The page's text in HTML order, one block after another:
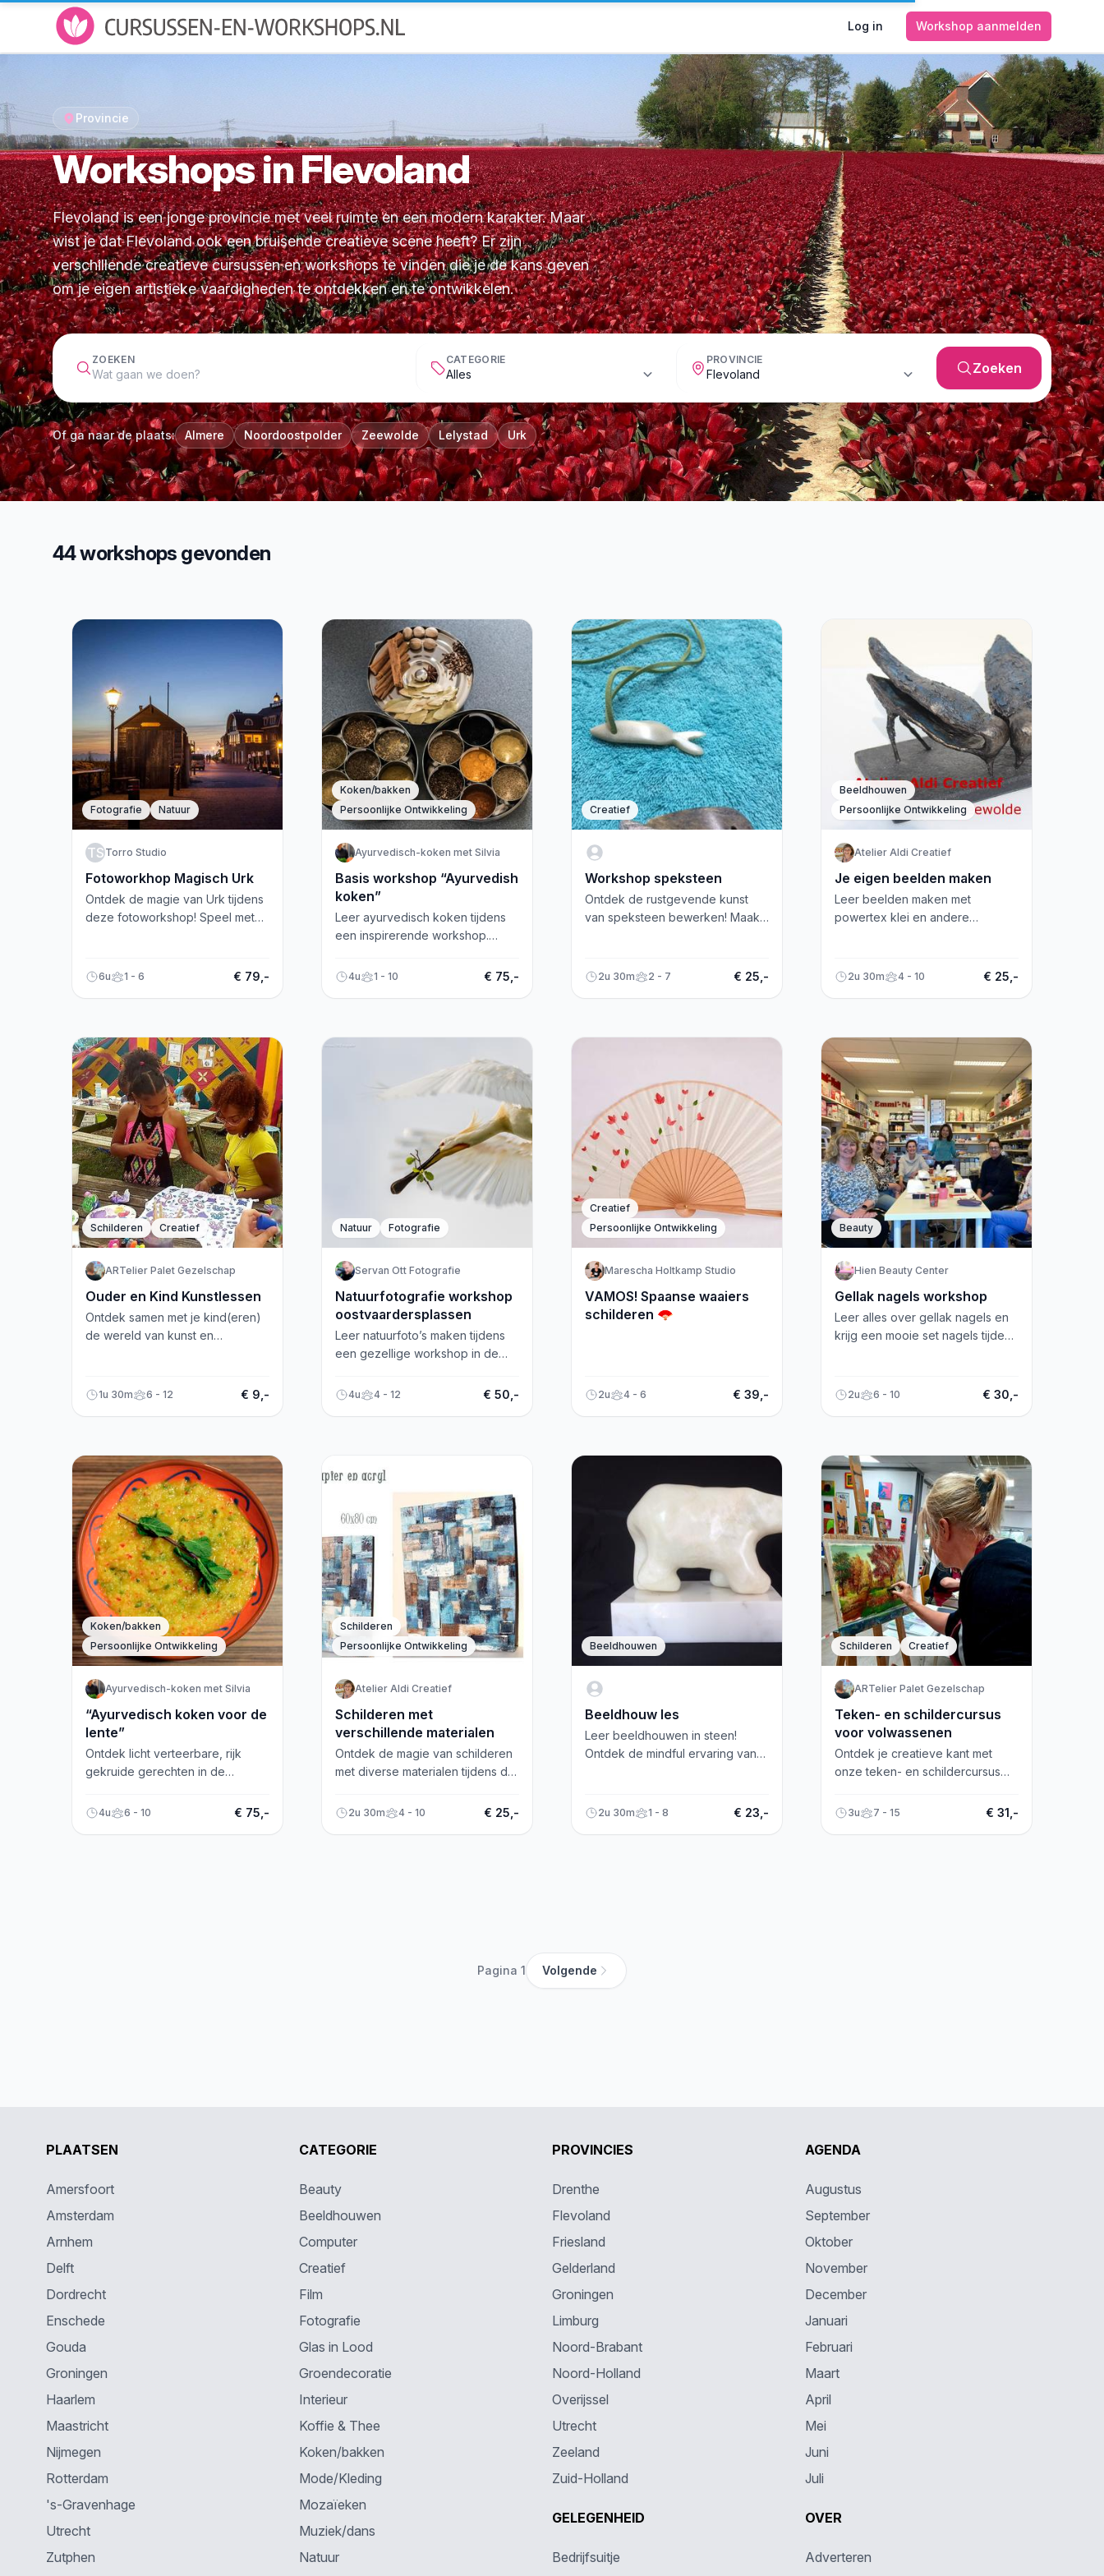
Log in Workshop aanmelden
Provincie
Workshops in Flevoland
Flevoland is een jonge provincie met veel ruimte en een modern karakter. Maar
wist je dat Flevoland ook een bruisende creatieve scene heeft? Er zijn
verschillende creatieve cursussen en workshops te vinden die je de kans geven
om je eigen artistieke vaardigheden te ontdekken en te ontwikkelen.
ZOEKEN CATEGORIE PROVINCIE
Zoeken
Of ga naar de plaats: Almere Noordoostpolder Zeewolde Lelystad Urk
44 workshops gevonden
Fotografie Natuur
TSTorro Studio
Fotoworkhop Magisch Urk
Ontdek de magie van Urk tijdens
deze fotoworkshop! Speel met
foto's.
6u 1 - 6 € 79,-
Koken/bakken
Persoonlijke Ontwikkeling
Ayurvedisch-koken met Silvia
Basis workshop “Ayurvedish
koken”
Leer ayurvedisch koken tijdens
een inspirerende workshop.
gebalanceerd feestmaal. Meld je
4u 1 - 10 € 75,-
Creatief
Workshop speksteen
Ontdek de rustgevende kunst
van speksteen bewerken! Maak
workshop. Reserveer nu!
2u 30m 2 - 7 € 25,-
Beeldhouwen
Persoonlijke Ontwikkeling
Atelier Aldi Creatief
Je eigen beelden maken
Leer beelden maken met
powertex klei en andere
workshops voor beginners en
2u 30m 4 - 10 € 25,-
Schilderen Creatief
ARTelier Palet Gezelschap
Ouder en Kind Kunstlessen
Ontdek samen met je kind(eren)
de wereld van kunst en
1u 30m 6 - 12 € 9,-
Natuur Fotografie
Servan Ott Fotografie
Natuurfotografie workshop
oostvaardersplassen
Leer natuurfoto’s maken tijdens
een gezellige workshop in de
basisprincipes van
4u 4 - 12 € 50,-
Creatief
Persoonlijke Ontwikkeling
Marescha Holtkamp Studio
VAMOS! Spaanse waaiers
schilderen 🪭
2u 4 - 6 € 39,-
Beauty
Hien Beauty Center
Gellak nagels workshop
Leer alles over gellak nagels en
krijg een mooie set nagels tijdens
2u 6 - 10 € 30,-
Koken/bakken
Persoonlijke Ontwikkeling
Ayurvedisch-koken met Silvia
“Ayurvedisch koken voor de
lente”
Ontdek licht verteerbare, rijk
gekruide gerechten in de
voor de lente". Maak van de
4u 6 - 10 € 75,-
Schilderen
Persoonlijke Ontwikkeling
Atelier Aldi Creatief
Schilderen met
verschillende materialen
Ontdek de magie van schilderen
met diverse materialen tijdens de
Zeewolde. Meld je nu aan!
2u 30m 4 - 10 € 25,-
Beeldhouwen
Beeldhouw les
Leer beeldhouwen in steen!
Ontdek de mindful ervaring van
seleniet, mergel of serpetijn-
2u 30m 1 - 8 € 23,-
Schilderen Creatief
ARTelier Palet Gezelschap
Teken- en schildercursus
voor volwassenen
Ontdek je creatieve kant met
onze teken- en schildercursus
in Almere Haven. Plezier
3u 7 - 15 € 31,-
Pagina 1 Volgende
PLAATSEN
Amersfoort
Amsterdam
Arnhem
Delft
Dordrecht
Enschede
Gouda
Groningen
Haarlem
Maastricht
Nijmegen
Rotterdam
's-Gravenhage
Utrecht
Zutphen
CATEGORIE
Beauty
Beeldhouwen
Computer
Creatief
Film
Fotografie
Glas in Lood
Groendecoratie
Interieur
Koffie & Thee
Koken/bakken
Mode/Kleding
Mozaïeken
Muziek/dans
Natuur
PROVINCIES
Drenthe
Flevoland
Friesland
Gelderland
Groningen
Limburg
Noord-Brabant
Noord-Holland
Overijssel
Utrecht
Zeeland
Zuid-Holland
GELEGENHEID
Bedrijfsuitje
AGENDA
Augustus
September
Oktober
November
December
Januari
Februari
Maart
April
Mei
Juni
Juli
OVER
Adverteren